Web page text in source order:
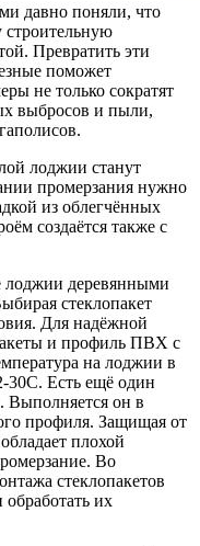
давно поняли, что
строительную
Превратить эти
поможет
не только сократят
выбросов и пыли,
лоджии станут
промерзания нужно
из облегчённых
создаётся также с
лоджии деревянными
стеклопакет
Для надёжной
и профиль ПВХ с
на лоджии в
30С. Есть ещё один
Выполняется он в
профиля. Защищая от
плохой
Во
стеклопакетов
их